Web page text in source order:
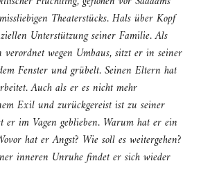
Theaterstücks. Hals über Kopf
Unterstützung seiner Familie. Als
wegen Umbaus, sitzt er in seiner
Fenster und grübelt. Seinen Eltern hat
Auch als er es nicht mehr
Exil und zurückgereist ist zu seiner
im Vagen geblieben. Warum hat er ein
hat er Angst? Wie soll es weitergehen?
inneren Unruhe findet er sich wieder